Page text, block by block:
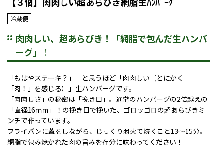
冷蔵便
肉肉しい、超あらびき！「網脂で包んだ生ハンバ
ーグ」！
「もはやステーキ？」 と思うほど「肉肉しい（とにかく
「肉！」を感じる）」生ハンバーグです。
「肉肉しさ」の秘密は「挽き目」。通常のハンバーグの2倍越えの
「直径16ｍｍ」！の挽き目で挽いた、ゴロッゴロの超あらびきミ
ンチで作っています。
フライパンに蓋をしながら、じっくり弱火で焼くこと13～15分。
網脂で包み焼かれた肉の旨みを存分に味わってください！